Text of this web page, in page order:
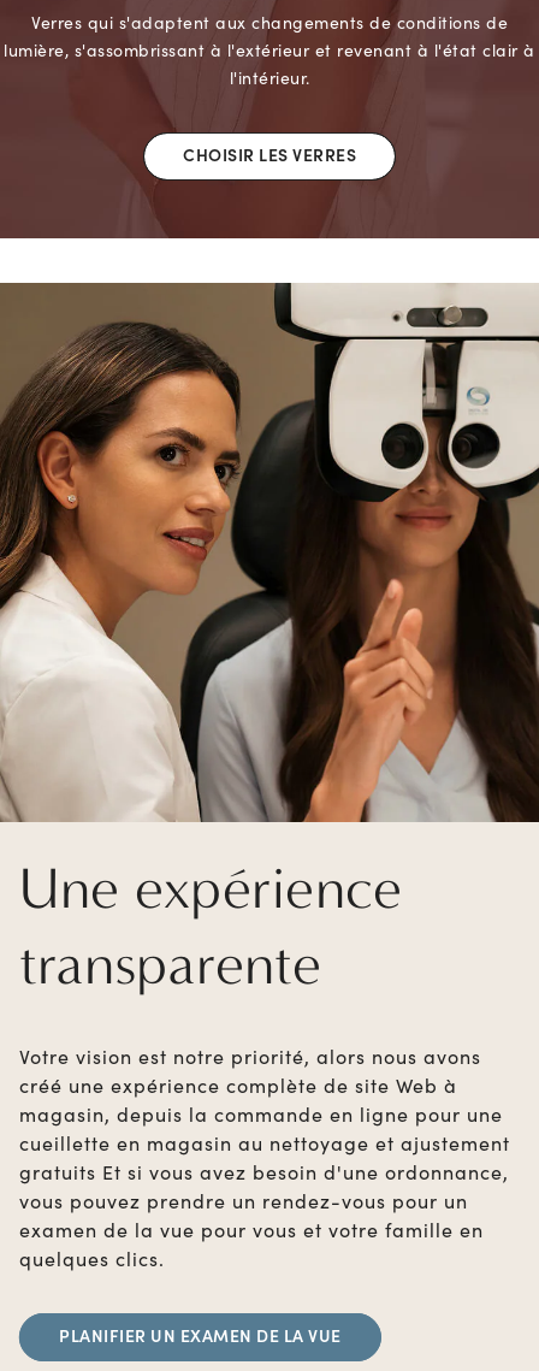
Verres qui s'adaptent aux changements de conditions de
lumière, s'assombrissant à l'extérieur et revenant à l'état clair à
l'intérieur.
CHOISIR LES VERRES
Une expérience
transparente
Votre vision est notre priorité, alors nous avons
créé une expérience complète de site Web à
magasin, depuis la commande en ligne pour une
cueillette en magasin au nettoyage et ajustement
gratuits Et si vous avez besoin d'une ordonnance,
vous pouvez prendre un rendez-vous pour un
examen de la vue pour vous et votre famille en
quelques clics.
PLANIFIER UN EXAMEN DE LA VUE